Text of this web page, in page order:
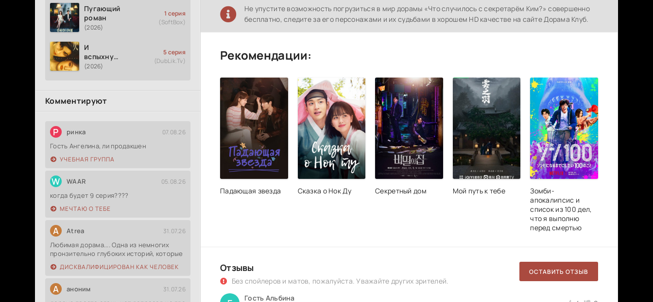
Пугающий
роман
(2026)
1 серия
(SoftBox)
И
вспыхнуло
пламя
(2026)
5 серия
(DubLik.Tv)
Комментируют
Р ринка 07.08.26
Гость Ангелина, ли продакшен
УЧЕБНАЯ ГРУППА
W WAAR 05.08.26
когда будет 9 серия????
МЕЧТАЮ О ТЕБЕ
A Atrea 31.07.26
Любимая дорама.... Одна из немногих
пронзительно глубоких историй, которые
ДИСКВАЛИФИЦИРОВАН КАК ЧЕЛОВЕК
А аноним 31.07.26
Не упустите возможность погрузиться в мир дорамы «Что случилось с секретарём Ким?» совершенно
бесплатно, следите за его персонажами и их судьбами в хорошем HD качестве на сайте Дорама Клуб.
Рекомендации:
Падающая звезда Сказка о Нок Ду Секретный дом Мой путь к тебе
Зомби-
апокалипсис и
список из 100 дел,
что я выполню
перед смертью
Отзывы
Без спойлеров и матов, пожалуйста. Уважайте других зрителей.
ОСТАВИТЬ ОТЗЫВ
Гость Альбина